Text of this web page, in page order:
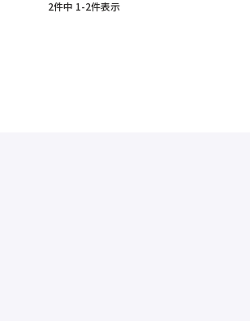
2件中 1-2件表示